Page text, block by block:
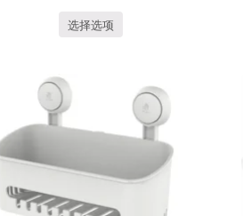
选择选项